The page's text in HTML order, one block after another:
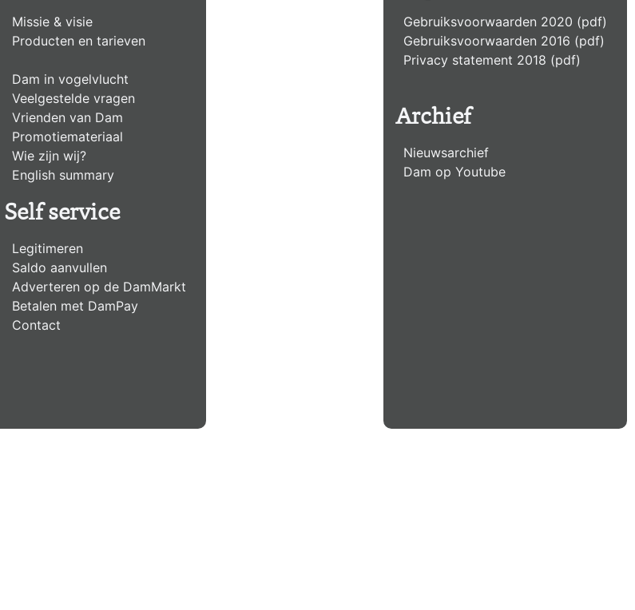
Missie & visie
Producten en tarieven
Dam in vogelvlucht
Veelgestelde vragen
Vrienden van Dam
Promotiemateriaal
Wie zijn wij?
English summary
Self service
Legitimeren
Saldo aanvullen
Adverteren op de DamMarkt
Betalen met DamPay
Contact
Gebruiksvoorwaarden 2020 (pdf)
Gebruiksvoorwaarden 2016 (pdf)
Privacy statement 2018 (pdf)
Archief
Nieuwsarchief
Dam op Youtube